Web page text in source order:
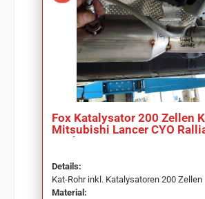
Fox Katalysator 200 Zellen
Mitsubishi Lancer CYO
177kW 09-
Details:
Kat-Rohr inkl. Katalysatoren 200 Zellen
Material: